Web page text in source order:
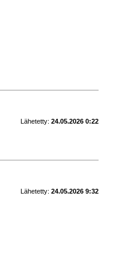
Lähetetty: 24.05.2026 0:22
Lähetetty: 24.05.2026 9:32